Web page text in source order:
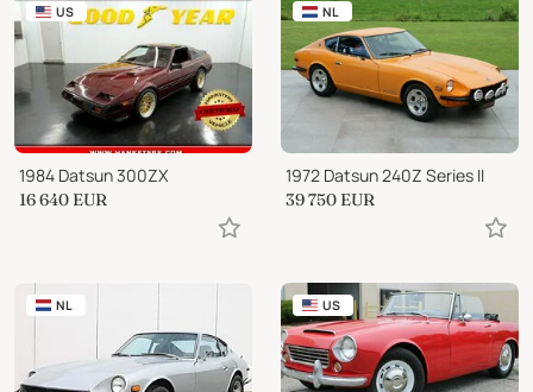
US
1984 Datsun 300ZX
16 640 EUR
NL
1972 Datsun 240Z Series II
39 750 EUR
NL US